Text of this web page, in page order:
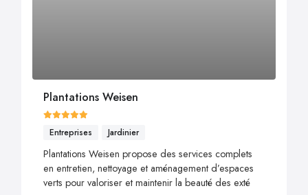
Plantations Weisen
Entreprises Jardinier
Plantations Weisen propose des services complets
en entretien, nettoyage et aménagement d’espaces
verts pour valoriser et maintenir la beauté des exté